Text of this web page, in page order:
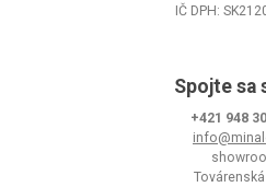
IČ DPH:
Spojte sa
+421 948